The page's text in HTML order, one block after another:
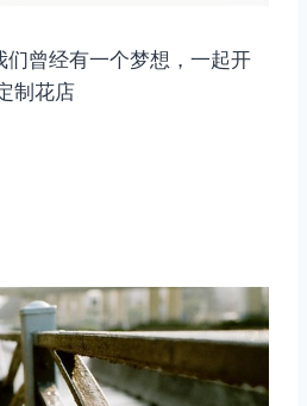
曾经有一个梦想，一起开
制花店